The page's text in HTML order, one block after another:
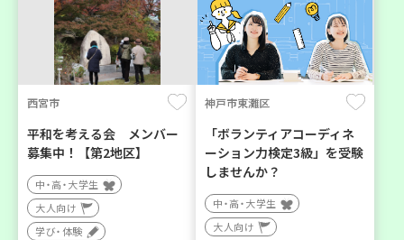
西宮市
平和を考える会 メンバー
募集中！【第2地区】
中・高・大学生
大人向け
学び・体験
神戸市東灘区
「ボランティアコーディネ
ーション力検定3級」を受験
しませんか？
中・高・大学生
大人向け